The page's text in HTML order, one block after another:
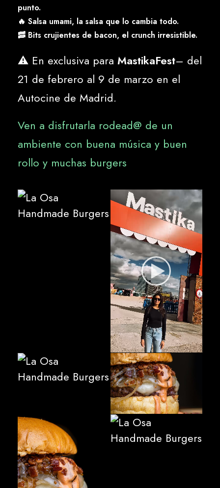
punto.
🔥 Salsa umami, la salsa que lo cambia todo.
🥓 Bits crujientes de bacon, el crunch irresistible.
⚠️ En exclusiva para MastikaFest– del
21 de febrero al 9 de marzo en el
Autocine de Madrid.
Ven a disfrutarla rodead@ de un
ambiente con buena música y buen
rollo y muchas burgers